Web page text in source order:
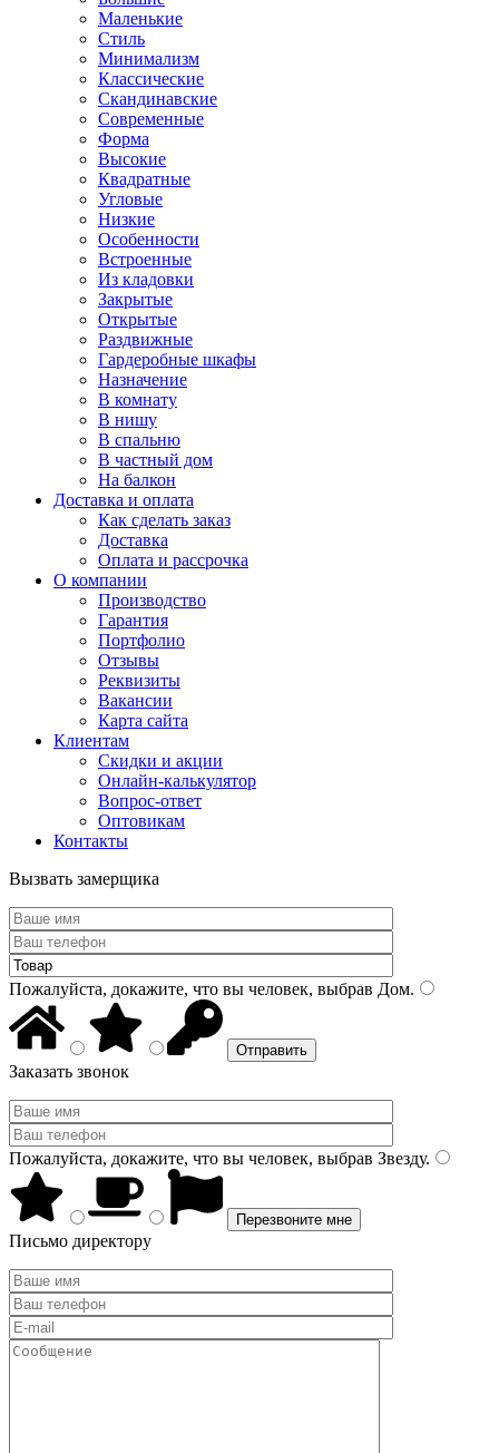
Маленькие
Стиль
Минимализм
Классические
Скандинавские
Современные
Форма
Высокие
Квадратные
Угловые
Низкие
Особенности
Встроенные
Из кладовки
Закрытые
Открытые
Раздвижные
Гардеробные шкафы
Назначение
В комнату
В нишу
В спальню
В частный дом
На балкон
Доставка и оплата
Как сделать заказ
Доставка
Оплата и рассрочка
О компании
Производство
Гарантия
Портфолио
Отзывы
Реквизиты
Вакансии
Карта сайта
Клиентам
Скидки и акции
Онлайн-калькулятор
Вопрос-ответ
Оптовикам
Контакты
Вызвать замерщика
Пожалуйста, докажите, что вы человек, выбрав Дом.
Заказать звонок
Пожалуйста, докажите, что вы человек, выбрав Звезду.
Письмо директору